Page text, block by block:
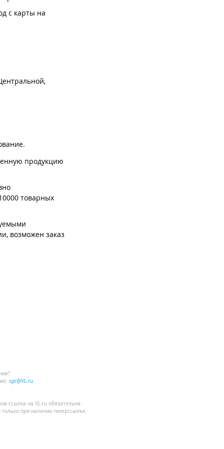
с карты на
продукцию
товарных
возможен заказ
spr@VL.ru
ссылка на VL.ru обязательна.
при наличии гиперссылки.